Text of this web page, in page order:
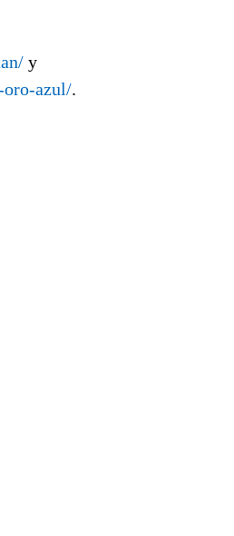
y
azul/.